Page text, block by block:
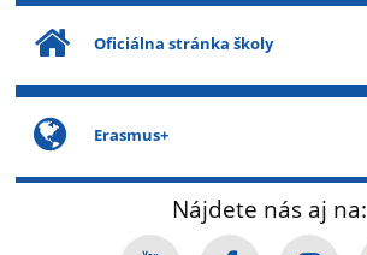
Oficiálna stránka školy
Erasmus+
Nájdete nás aj na: